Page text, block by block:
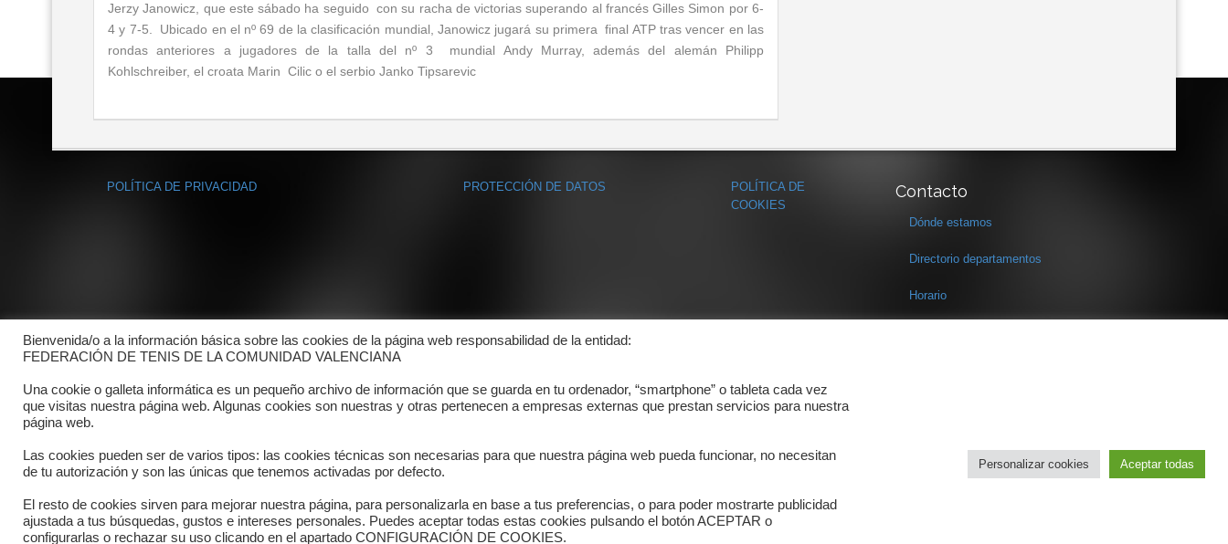
Jerzy Janowicz, que este sábado ha seguido con su racha de victorias superando al francés Gilles Simon por 6-
4 y 7-5. Ubicado en el nº 69 de la clasificación mundial, Janowicz jugará su primera final ATP tras vencer en las
rondas anteriores a jugadores de la talla del nº 3 mundial Andy Murray, además del alemán Philipp
Kohlschreiber, el croata Marin Cilic o el serbio Janko Tipsarevic
POLÍTICA DE PRIVACIDAD PROTECCIÓN DE DATOS
POLÍTICA DE
COOKIES
Contacto
Dónde estamos
Directorio departamentos
Horario
Copyright © 2025 FTCV
Bienvenida/o a la información básica sobre las cookies de la página web responsabilidad de la entidad:
FEDERACIÓN DE TENIS DE LA COMUNIDAD VALENCIANA
Una cookie o galleta informática es un pequeño archivo de información que se guarda en tu ordenador, “smartphone” o tableta cada vez
que visitas nuestra página web. Algunas cookies son nuestras y otras pertenecen a empresas externas que prestan servicios para nuestra
página web.
Las cookies pueden ser de varios tipos: las cookies técnicas son necesarias para que nuestra página web pueda funcionar, no necesitan
de tu autorización y son las únicas que tenemos activadas por defecto.
El resto de cookies sirven para mejorar nuestra página, para personalizarla en base a tus preferencias, o para poder mostrarte publicidad
ajustada a tus búsquedas, gustos e intereses personales. Puedes aceptar todas estas cookies pulsando el botón ACEPTAR o
configurarlas o rechazar su uso clicando en el apartado CONFIGURACIÓN DE COOKIES.
Personalizar cookies Aceptar todas